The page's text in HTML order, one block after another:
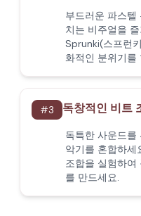
부드러운 파스텔
치는 비주얼을
Sprunki(스프런
화적인 분위기를
#3 독창적인 비트
독특한 사운드를
악기를 혼합하세
조합을 실험하여
를 만드세요.